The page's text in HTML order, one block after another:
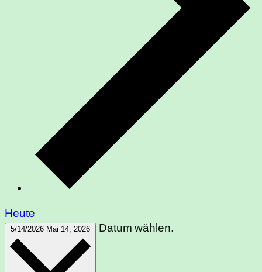
Heute
5/14/2026 Mai 14, 2026 Datum wählen.